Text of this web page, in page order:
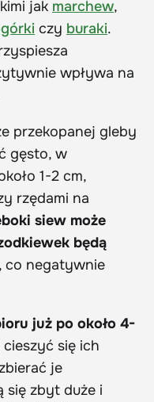
jak marchew,
czy buraki.
wpływa na
przekopanej gleby
gęsto, w
1-2 cm,
rzędami na
siew może
będą
co negatywnie
już po około 4-
się ich
je
się zbyt duże i